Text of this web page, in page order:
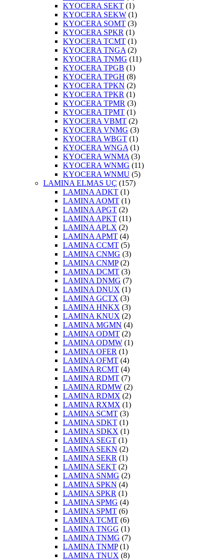
KYOCERA SEKT (1)
KYOCERA SEKW (1)
KYOCERA SOMT (3)
KYOCERA SPKR (1)
KYOCERA TCMT (1)
KYOCERA TNGA (2)
KYOCERA TNMG (11)
KYOCERA TPGB (1)
KYOCERA TPGH (8)
KYOCERA TPKN (2)
KYOCERA TPKR (1)
KYOCERA TPMR (3)
KYOCERA TPMT (1)
KYOCERA VBMT (2)
KYOCERA VNMG (3)
KYOCERA WBGT (1)
KYOCERA WNGA (1)
KYOCERA WNMA (3)
KYOCERA WNMG (11)
KYOCERA WNMU (5)
LAMINA ELMAS UÇ (157)
LAMINA ADKT (1)
LAMINA AOMT (1)
LAMINA APGT (2)
LAMINA APKT (11)
LAMINA APLX (2)
LAMINA APMT (4)
LAMINA CCMT (5)
LAMINA CNMG (3)
LAMINA CNMP(2)
LAMINA DCMT (3)
LAMINA DNMG (7)
LAMINA DNUX (1)
LAMINA GCTX (3)
LAMINA HNKX (3)
LAMINA KNUX (2)
LAMINA MGMN (4)
LAMINA ODMT (2)
LAMINA ODMW (1)
LAMINA OFER (1)
LAMINA OFMT (4)
LAMINA RCMT (4)
LAMINA RDMT (7)
LAMINA RDMW (2)
LAMINA RDMX (2)
LAMINA RXMX (1)
LAMINA SCMT (3)
LAMINA SDKT (1)
LAMINA SDKX (1)
LAMINA SEGT (1)
LAMINA SEKN (2)
LAMINA SEKR (1)
LAMINA SEKT (2)
LAMINA SNMG (2)
LAMINA SPKN (4)
LAMINA SPKR (1)
LAMINA SPMG (4)
LAMINA SPMT (6)
LAMINA TCMT (6)
LAMINA TNGG (1)
LAMINA TNMG (7)
LAMINA TNMP(1)
LAMINA TNUX (8)